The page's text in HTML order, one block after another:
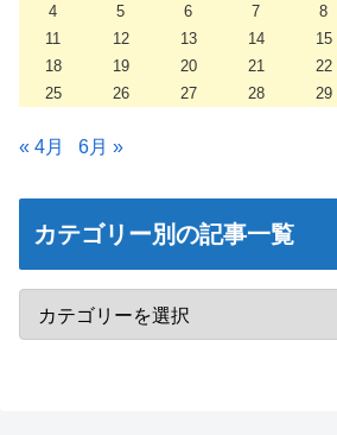
4
5 6 7 8
11
12 13 14 15
18
19 20 21 22
25
26 27 28 29
« 4月 6月 »
カテゴリー別の記事一覧